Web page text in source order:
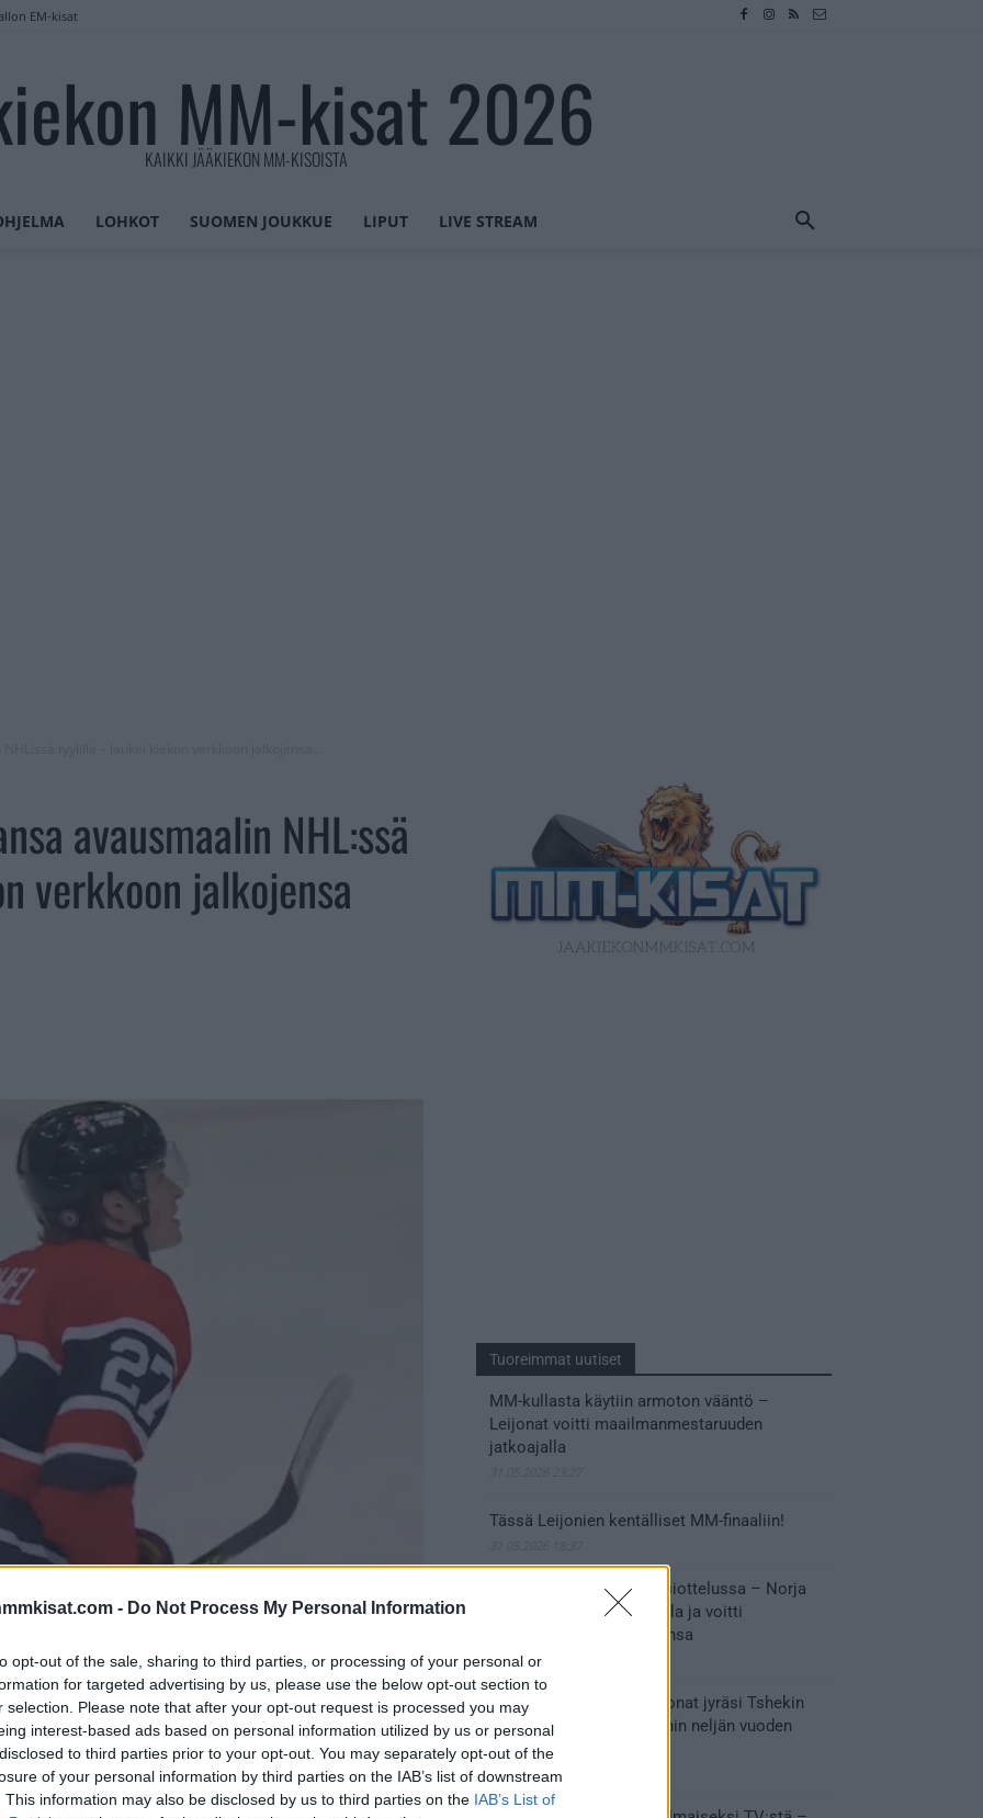
- Do Not Process My Personal Information
opt-out of the sale, sharing to third parties, or processing of your personal or
for targeted advertising by us, please use the below opt-out section to
selection. Please note that after your opt-out request is processed you may
interest-based ads based on personal information utilized by us or personal
to third parties prior to your opt-out. You may separately opt-out of the
of your personal information by third parties on the IAB’s list of downstream
This information may also be disclosed by us to third parties on the IAB’s List of
EM-kisat
MM-kisat 2026
KAIKKI JÄÄKIEKON MM-KISOISTA
LOHKOT SUOMEN JOUKKUE LIPUT LIVE STREAM
avausmaalin NHL:ssä
verkkoon jalkojensa
Reichel pääsi viimeistelemään NHL-uransa
Avausmaali syntyikin tyylillä.
Calgary Flamesin jatkoajan jälkeen lukemin 4-3.
saksalaishyökkääjäLukas Reichelinnimiin,
aikana viimeistelemään uransa avausmaalin
Tuoreimmat uutiset
MM-kullasta käytiin armoton vääntö –
Leijonat voitti maailmanmestaruuden
jatkoajalla
Tässä Leijonien kentälliset MM-finaaliin!
Huikeaa draamaa pronssiottelussa – Norja
kaatoi Kanadan jatkoajalla ja voitti
ensimmäisen MM-mitalinsa
31.05.2026 18:25
Vakuuttava esitys – Leijonat jyräsi Tshekin
nurin ja eteni mitalipeleihin neljän vuoden
tauon jälkeen
28.05.2026 19:11